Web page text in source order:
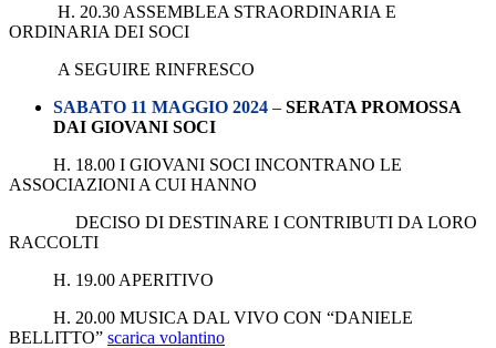
H. 20.30 ASSEMBLEA STRAORDINARIA E
ORDINARIA DEI SOCI
A SEGUIRE RINFRESCO
SABATO 11 MAGGIO 2024 – SERATA PROMOSSA
DAI GIOVANI SOCI
H. 18.00 I GIOVANI SOCI INCONTRANO LE
ASSOCIAZIONI A CUI HANNO
DECISO DI DESTINARE I CONTRIBUTI DA LORO
RACCOLTI
H. 19.00 APERITIVO
H. 20.00 MUSICA DAL VIVO CON “DANIELE
BELLITTO” scarica volantino